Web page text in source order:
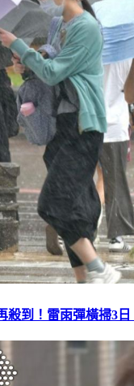
殺到！雷雨彈橫掃3